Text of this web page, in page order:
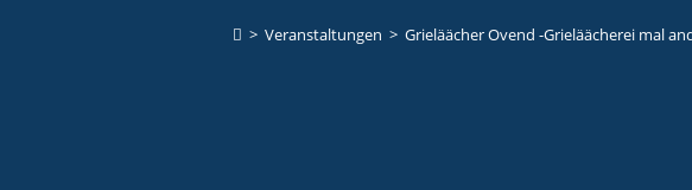
> Veranstaltungen > Grieläächer Ovend -Grieläächerei mal